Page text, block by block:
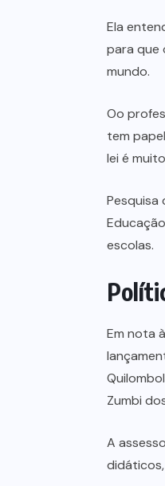
Ela
para que
mundo.
Oo
tem
lei é
Pesquisa
escolas.
Em nota à
Zumbi
A